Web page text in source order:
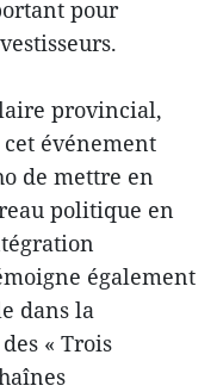
pour
provincial,
événement
de mettre en
politique en
également
dans la
« Trois